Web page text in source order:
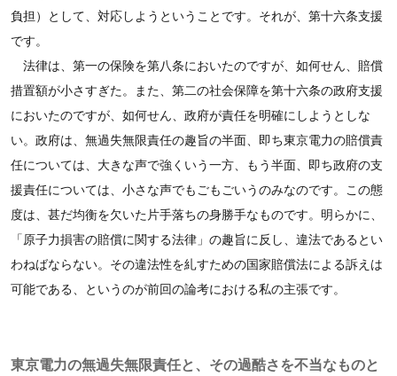
負担）として、対応しようということです。それが、第十六条支援
です。
法律は、第一の保険を第八条においたのですが、如何せん、賠償
措置額が小さすぎた。また、第二の社会保障を第十六条の政府支援
においたのですが、如何せん、政府が責任を明確にしようとしな
い。政府は、無過失無限責任の趣旨の半面、即ち東京電力の賠償責
任については、大きな声で強くいう一方、もう半面、即ち政府の支
援責任については、小さな声でもごもごいうのみなのです。この態
度は、甚だ均衡を欠いた片手落ちの身勝手なものです。明らかに、
「原子力損害の賠償に関する法律」の趣旨に反し、違法であるとい
わねばならない。その違法性を糺すための国家賠償法による訴えは
可能である、というのが前回の論考における私の主張です。
東京電力の無過失無限責任と、その過酷さを不当なものと